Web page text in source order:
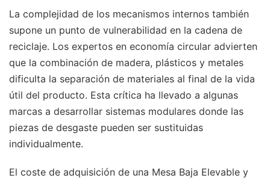
La complejidad de los mecanismos internos también
supone un punto de vulnerabilidad en la cadena de
reciclaje. Los expertos en economía circular advierten
que la combinación de madera, plásticos y metales
dificulta la separación de materiales al final de la vida
útil del producto. Esta crítica ha llevado a algunas
marcas a desarrollar sistemas modulares donde las
piezas de desgaste pueden ser sustituidas
individualmente.
El coste de adquisición de una Mesa Baja Elevable y